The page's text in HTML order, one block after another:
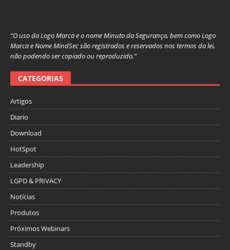
“O uso da Logo Marca e o nome Minuto da Segurança, bem como Logo
Marca e Nome MindSec são registrados e reservados nos termos da lei,
não podendo ser copiado ou reproduzido.”
CATEGORIAS
Artigos
Diario
Download
HotSpot
Leadership
LGPD & PRIVACY
Notícias
Produtos
Próximos Webinars
Standby